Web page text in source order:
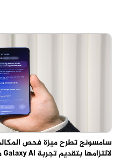
سامسونج تطرح ميزة فحص
لالتزامها بتقديم تجربة Galaxy AI مصمّمة خصيصاً للمنطقة